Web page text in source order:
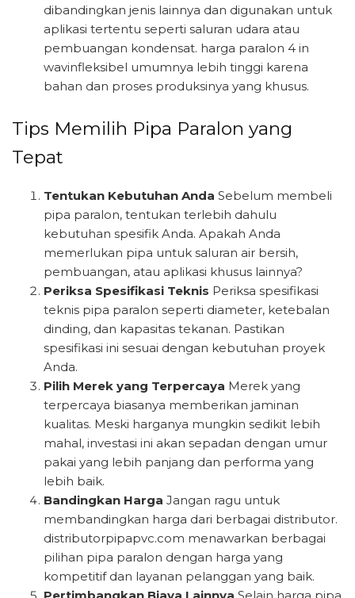
dibandingkan jenis lainnya dan digunakan untuk
aplikasi tertentu seperti saluran udara atau
pembuangan kondensat. harga paralon 4 in
wavinfleksibel umumnya lebih tinggi karena
bahan dan proses produksinya yang khusus.
Tips Memilih Pipa Paralon yang
Tepat
Tentukan Kebutuhan Anda Sebelum membeli
pipa paralon, tentukan terlebih dahulu
kebutuhan spesifik Anda. Apakah Anda
memerlukan pipa untuk saluran air bersih,
pembuangan, atau aplikasi khusus lainnya?
Periksa Spesifikasi Teknis Periksa spesifikasi
teknis pipa paralon seperti diameter, ketebalan
dinding, dan kapasitas tekanan. Pastikan
spesifikasi ini sesuai dengan kebutuhan proyek
Anda.
Pilih Merek yang Terpercaya Merek yang
terpercaya biasanya memberikan jaminan
kualitas. Meski harganya mungkin sedikit lebih
mahal, investasi ini akan sepadan dengan umur
pakai yang lebih panjang dan performa yang
lebih baik.
Bandingkan Harga Jangan ragu untuk
membandingkan harga dari berbagai distributor.
distributorpipapvc.com menawarkan berbagai
pilihan pipa paralon dengan harga yang
kompetitif dan layanan pelanggan yang baik.
Pertimbangkan Biaya Lainnya Selain harga pipa